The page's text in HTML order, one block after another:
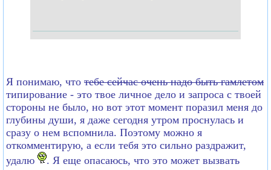
Я понимаю, что тебе сейчас очень надо быть гамлетом
типирование - это твое личное дело и запроса с твоей
стороны не было, но вот этот момент поразил меня до
глубины души, я даже сегодня утром проснулась и
сразу о нем вспомнила. Поэтому можно я
откомментирую, а если тебя это сильно раздражит,
удалю
. Я еще опасаюсь, что это может вызвать